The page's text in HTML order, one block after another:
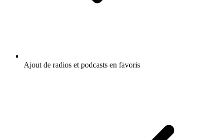
Ajout de radios et podcasts en favoris